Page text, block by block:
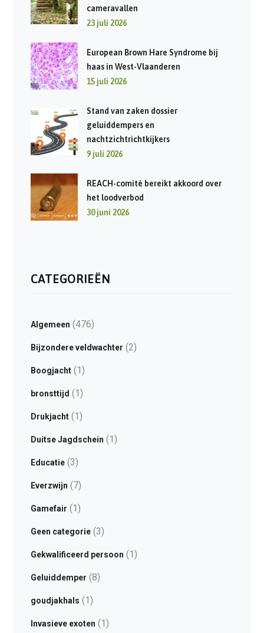
cameravallen
23 juli 2026
European Brown Hare Syndrome bij
haas in West-Vlaanderen
15 juli 2026
Stand van zaken dossier
geluiddempers en
nachtzichtrichtkijkers
9 juli 2026
REACH-comité bereikt akkoord over
het loodverbod
30 juni 2026
CATEGORIEËN
Algemeen (476)
Bijzondere veldwachter (2)
Boogjacht(1)
bronsttijd (1)
Drukjacht(1)
Duitse Jagdschein (1)
Educatie(3)
Everzwijn (7)
Gamefair (1)
Geen categorie(3)
Gekwalificeerd persoon (1)
Geluiddemper (8)
goudjakhals (1)
Invasieve exoten (1)